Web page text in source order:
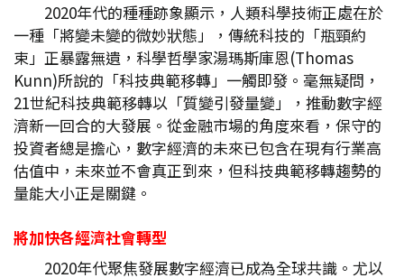
2020年代的種種跡象顯示，人類科學技術正處在於
一種「將變未變的微妙狀態」，傳統科技的「瓶頸約
束」正暴露無遺，科學哲學家湯瑪斯庫恩(Thomas
Kunn)所說的「科技典範移轉」一觸即發。毫無疑問，
21世紀科技典範移轉以「質變引發量變」，推動數字經
濟新一回合的大發展。從金融市場的角度來看，保守的
投資者總是擔心，數字經濟的未來已包含在現有行業高
估值中，未來並不會真正到來，但科技典範移轉趨勢的
量能大小正是關鍵。
將加快各經濟社會轉型
2020年代聚焦發展數字經濟已成為全球共識。尤以